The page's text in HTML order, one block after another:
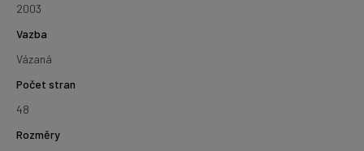
2003
Vazba
Vázaná
Počet stran
48
Rozměry